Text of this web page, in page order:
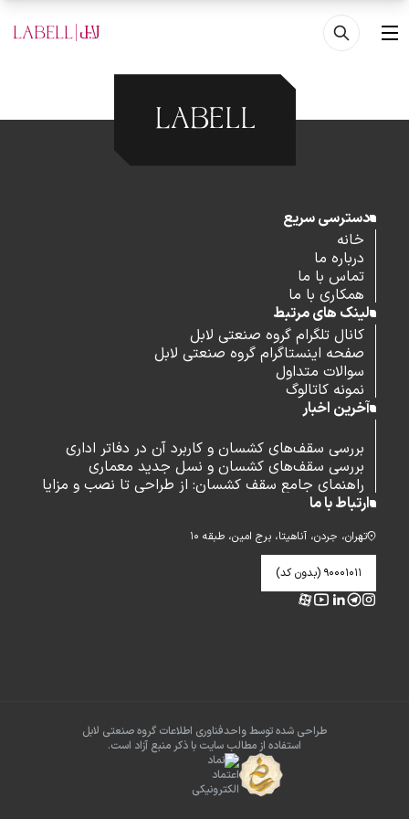
رفتن به محتوای اصلی
منو
دسترسی سریع
خانه
درباره ما
تماس با ما
همکاری با ما
لینک های مرتبط
کانال تلگرام گروه صنعتی لابل
صفحه اینستاگرام گروه صنعتی لابل
سوالات متداول
نمونه کاتالوگ
آخرین اخبار
بررسی سقف‌های کشسان و کاربرد آن در دفاتر اداری
بررسی سقف‌های کشسان و نسل جدید معماری
راهنمای جامع سقف کشسان: از طراحی تا نصب و مزایا
ارتباط با ما
تهران، جردن، آناهیتا، برج امین، طبقه ۱۰
۹۰۰۰۱۰۱۱ (بدون کد)
طراحی شده توسط واحدفناوری اطلاعات گروه صنعتی لابل
استفاده از مطالب سایت با ذکر منبع آزاد است.